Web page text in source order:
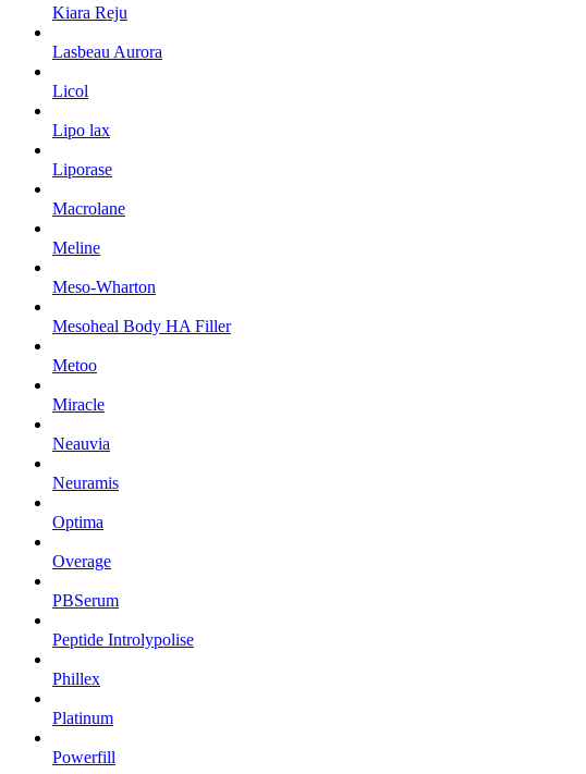
Kiara Reju
Lasbeau Aurora
Licol
Lipo lax
Liporase
Macrolane
Meline
Meso-Wharton
Mesoheal Body HA Filler
Metoo
Miracle
Neauvia
Neuramis
Optima
Overage
PBSerum
Peptide Introlypolise
Phillex
Platinum
Powerfill